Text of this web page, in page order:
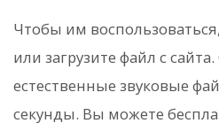
Чтобы им
или загрузите файл с
естественные звуковые
секунды. Вы можете